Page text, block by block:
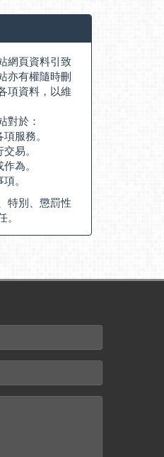
網頁資料引致
亦有權隨時刪
項資料，以維
對於：
服務。
易。
為。
。
特別、懲罰性